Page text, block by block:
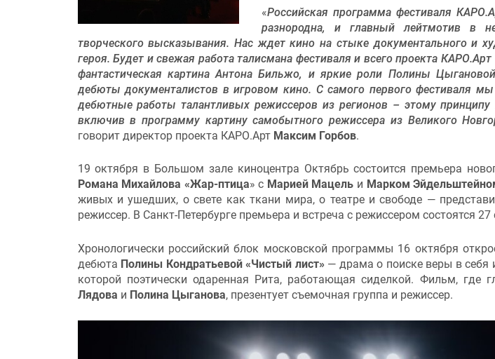
«Российская программа фестиваля
разнородна, и главный лейтмотив в
творческого высказывания. Нас ждет кино на стыке документального и
героя. Будет и свежая работа талисмана фестиваля и всего проекта
фантастическая картина Антона Бильжо, и яркие роли Полины
дебюты документалистов в игровом кино. С самого первого фестиваля
дебютные работы талантливых режиссеров из регионов – этому
включив в программу картину самобытного режиссера из Великого
говорит директор проекта КАРО.Арт Максим Горбов.
19 октября в Большом зале киноцентра Октябрь состоится премьера
Романа Михайлова «Жар-птица» с Марией Мацель и Марком
живых и ушедших, о свете как ткани мира, о театре и свободе —
режиссер. В Санкт-Петербурге премьера и встреча с режиссером состоятся 27
Хронологически российский блок московской программы 16 октября
дебюта Полины Кондратьевой «Чистый лист» — драма о поиске веры в себя
которой поэтически одаренная Рита, работающая сиделкой. Фильм, где
Лядова и Полина Цыганова, презентует съемочная группа и режиссер.